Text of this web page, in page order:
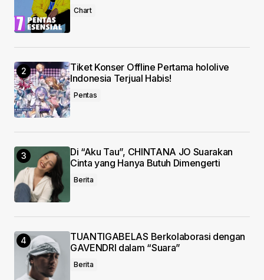
Chart
Tiket Konser Offline Pertama hololive
Indonesia Terjual Habis!
Pentas
Di “Aku Tau”, CHINTANA JO Suarakan
Cinta yang Hanya Butuh Dimengerti
Berita
TUANTIGABELAS Berkolaborasi dengan
GAVENDRI dalam “Suara”
Berita